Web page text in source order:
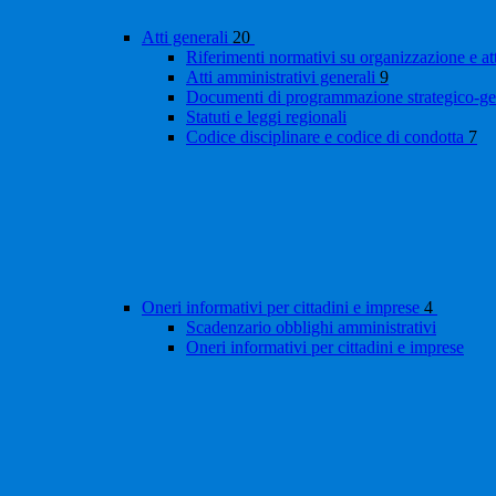
Atti generali 20
Riferimenti normativi su organizzazione e
Atti amministrativi generali 9
Documenti di programmazione strategico-
Statuti e leggi regionali
Codice disciplinare e codice di condotta 7
Oneri informativi per cittadini e imprese 4
Scadenzario obblighi amministrativi
Oneri informativi per cittadini e imprese